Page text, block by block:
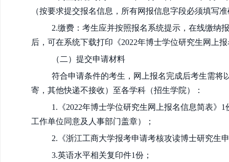
（按要求提交报名信息，所有网报信息字段必须填写
2.缴费：考生应并按照报名系统提示，在线缴纳
后，可在系统下载打印《2022年博士学位研究生网上
（二）提交申请材料
符合申请条件的考生，网上报名完成后考生需将
寄 ， 其他快递不接收）至各学科（招生学院）：
1. 《2022年博士学位研究生网上报名信息简表》 1
工作单位同意及人事部门盖章）；
2.《浙江工商大学报考申请考核攻读博士研究生
3.英语水平相关复印件1份；